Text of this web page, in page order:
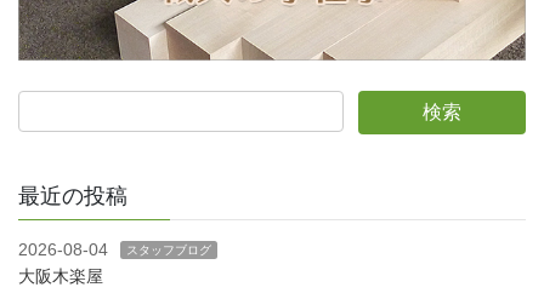
最近の投稿
2026-08-04 スタッフブログ
大阪木楽屋